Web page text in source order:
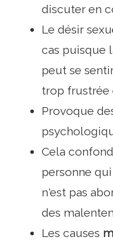
discuter en
Le désir
cas puisque
peut se
trop frustrée
Provoque
Cela
personne
n'est pas
des
Les causes